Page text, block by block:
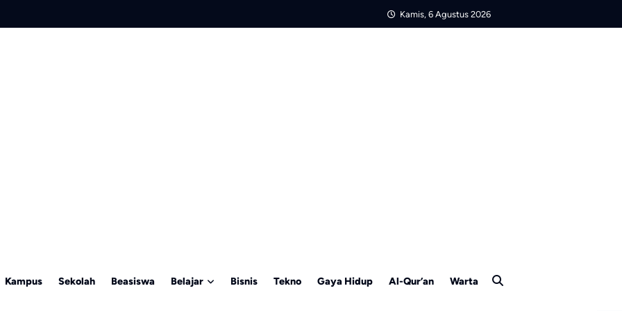
Kamis, 6 Agustus 2026
Kampus Sekolah Beasiswa Belajar Bisnis Tekno Gaya Hidup Al-Qur’an Warta